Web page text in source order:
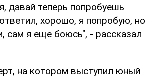
давай теперь попробуешь
хорошо, я попробую, но
сам я еще боюсь", - рассказал
на котором выступил юный